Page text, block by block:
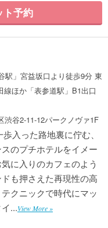
ト予約
駅」宮益坂口より徒歩9分 東
線ほか「表参道駅」B1出口
渋谷2-11-12パークノヴァ1F
入った路地裏に佇む、
のプチホテルをイメー
に入りのカフェのよう
も押さえた再現性の高
クニックで時代にマッ
...View More »